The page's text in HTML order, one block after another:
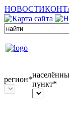
НОВОСТИ
регион*
пункт*